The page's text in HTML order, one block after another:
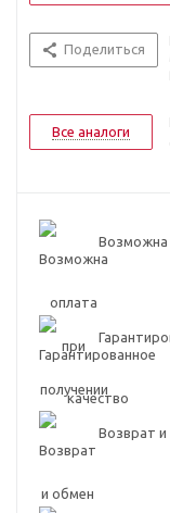
Поделиться
Все аналоги
Возможна
Возврат